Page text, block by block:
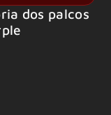
dos palcos